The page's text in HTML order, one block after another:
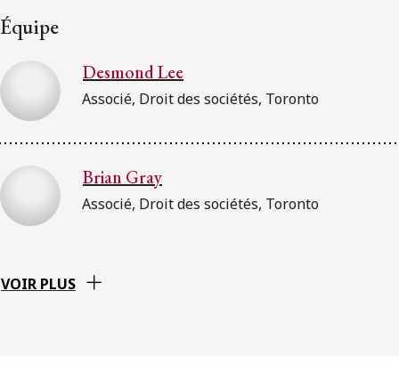
Équipe
Desmond Lee
Associé, Droit des sociétés, Toronto
Brian Gray
Associé, Droit des sociétés, Toronto
VOIR PLUS